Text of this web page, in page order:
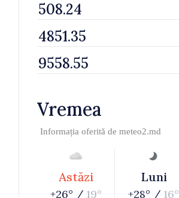
Vremea
Informația oferită de meteo2.md
Astăzi
+26° / 19°
Luni
+28° / 16°